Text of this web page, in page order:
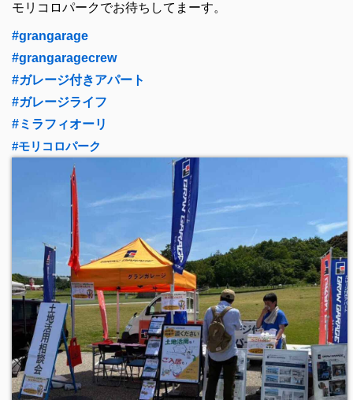
モリコロパークでお待ちしてまーす。
#grangarage
#grangaragecrew
#ガレージ付きアパート
#ガレージライフ
#ミラフィオーリ
#モリコロパーク